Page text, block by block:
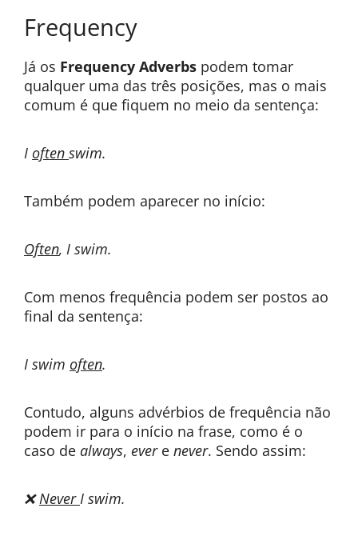
Frequency
Já os Frequency Adverbs podem tomar
qualquer uma das três posições, mas o mais
comum é que fiquem no meio da sentença:
I often swim.
Também podem aparecer no início:
Often, I swim.
Com menos frequência podem ser postos ao
final da sentença:
I swim often.
Contudo, alguns advérbios de frequência não
podem ir para o início na frase, como é o
caso de always, ever e never. Sendo assim:
❌NeverI swim.